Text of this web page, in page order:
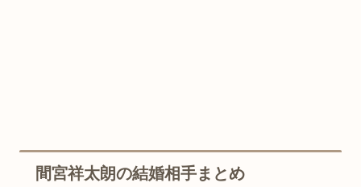
間宮祥太朗の結婚相手まとめ